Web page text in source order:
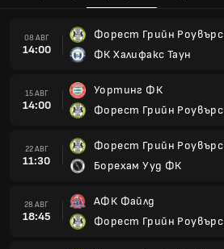
08 АВГ
14:00
Форест Грийн Роувърс
ФК Халифакс Таун
15 АВГ
14:00
Уортинг ФК
Форест Грийн Роувърс
22 АВГ
11:30
Форест Грийн Роувърс
Борехам Ууд ФК
28 АВГ
18:45
АФК Файлд
Форест Грийн Роувърс